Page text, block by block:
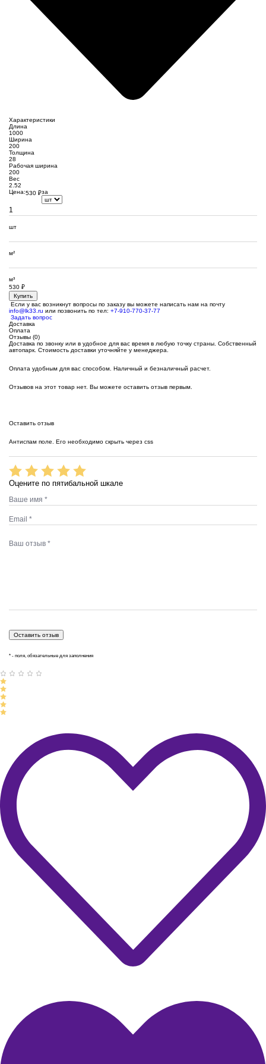
Характеристики
Длина
1000
Ширина
200
Толщина
28
Рабочая ширина
200
Вес
2.52
Цена:530 ₽за
шт
м²
м³
530 ₽
Купить
Если у вас возникнут вопросы по заказу вы можете написать нам на почту
info@lk33.ru или позвонить по тел: +7-910-770-37-77
Задать вопрос
Доставка
Оплата
Отзывы (0)
Доставка по звонку или в удобное для вас время в любую точку страны. Собственный
автопарк. Стоимость доставки уточняйте у менеджера.
Оплата удобным для вас способом. Наличный и безналичный расчет.
Отзывов на этот товар нет. Вы можете оставить отзыв первым.
Оставить отзыв
Антиспам поле. Его необходимо скрыть через css
Оцените по пятибальной шкале
* - поля, обязательные для заполнения